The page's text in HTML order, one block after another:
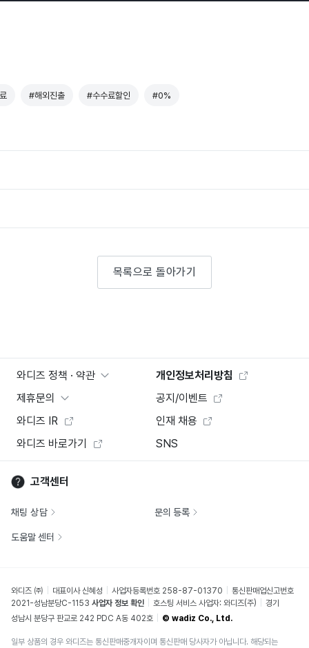
#해외진출 #수수료할인 #0%
목록으로 돌아가기
와디즈 정책 · 약관
개인정보처리방침
제휴문의
공지/이벤트
와디즈 IR
인재 채용
와디즈 바로가기
SNS
고객센터
채팅 상담 문의 등록
도움말 센터
와디즈 ㈜ 대표이사 신혜성 사업자등록번호 258-87-01370
통신판매업신고번호
2021-성남분당C-1153 사업자 정보 확인 호스팅 서비스 사업자: 와디즈(주)
경기
성남시 분당구 판교로 242 PDC A동 402호
© wadiz Co., Ltd.
일부 상품의 경우 와디즈는 통신판매중개자이며 통신판매 당사자가 아닙니다. 해당되는